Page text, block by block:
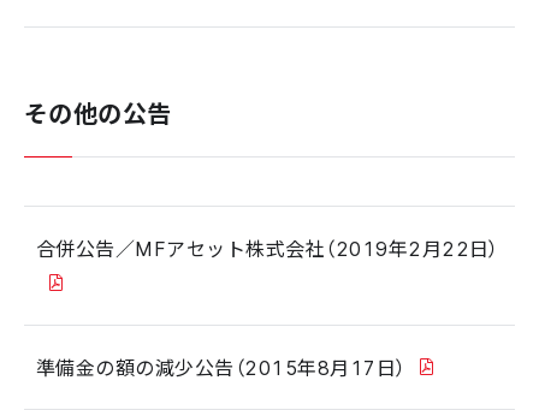
その他の公告
合併公告／MFアセット株式会社（2019年2月22日）
準備金の額の減少公告（2015年8月17日）